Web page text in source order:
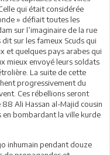
qui était considérée
» défiait toutes les
sur l’imaginaire de la rue
sur les fameux Scuds qui
et quelques pays arabes qui
mieux envoyé leurs soldats
La suite de cette
progressivement du
Ces rébellions seront
Ali Hassan al-Majid cousin
bombardant la ville kurde
inhumain pendant douze